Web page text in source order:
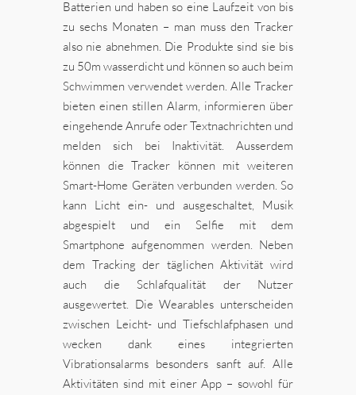
Batterien und haben so eine Laufzeit von bis
zu sechs Monaten – man muss den Tracker
also nie abnehmen. Die Produkte sind sie bis
zu 50m wasserdicht und können so auch beim
Schwimmen verwendet werden. Alle Tracker
bieten einen stillen Alarm, informieren über
eingehende Anrufe oder Textnachrichten und
melden sich bei Inaktivität. Ausserdem
können die Tracker können mit weiteren
Smart-Home Geräten verbunden werden. So
kann Licht ein- und ausgeschaltet, Musik
abgespielt und ein Selfie mit dem
Smartphone aufgenommen werden. Neben
dem Tracking der täglichen Aktivität wird
auch die Schlafqualität der Nutzer
ausgewertet. Die Wearables unterscheiden
zwischen Leicht- und Tiefschlafphasen und
wecken dank eines integrierten
Vibrationsalarms besonders sanft auf. Alle
Aktivitäten sind mit einer App – sowohl für